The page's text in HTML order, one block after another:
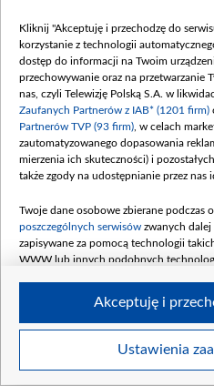
Dofinansowanie ustawowych zadań
związanych z realizacją misji
ustawy z dnia 29 grudnia 1992 r. o
poz. 1722 oraz z 2024 r. poz. 96)
której mowa w art. 31 ust. 2 ustawy
radiofonii i telewizji (Dz. U. z 2022 r.
Dofinansowanie 170
Data podpisania
Dofinansowanie 391
Kliknij "Akceptuję i przechodzę do
korzystanie z technologii
dostęp do informacji na Twoim
przechowywanie oraz na przetwarzanie
nas, czyli Telewizję Polską S.A. w
Zaufanych Partnerów z IAB* (1201 firm)
Partnerów TVP (93 firm) , w celach
zautomatyzowanego dopasowania
mierzenia ich skuteczności) i
także zgody na udostępnianie przez nas
Twoje dane osobowe zbierane podczas
poszczególnych serwisów zwanych dalej
zapisywane za pomocą technologii
WWW lub innych podobnych
Twoje dane osobowe zbierane podczas
Ustawienia
Akceptuję i